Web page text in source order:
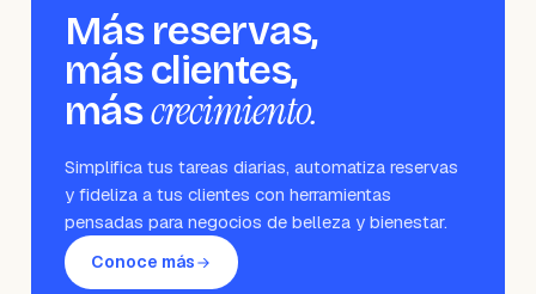
Más reservas,
más clientes,
máscrecimiento.
Simplifica tus tareas diarias, automatiza reservas
y fideliza a tus clientes con herramientas
pensadas para negocios de belleza y bienestar.
Conoce más